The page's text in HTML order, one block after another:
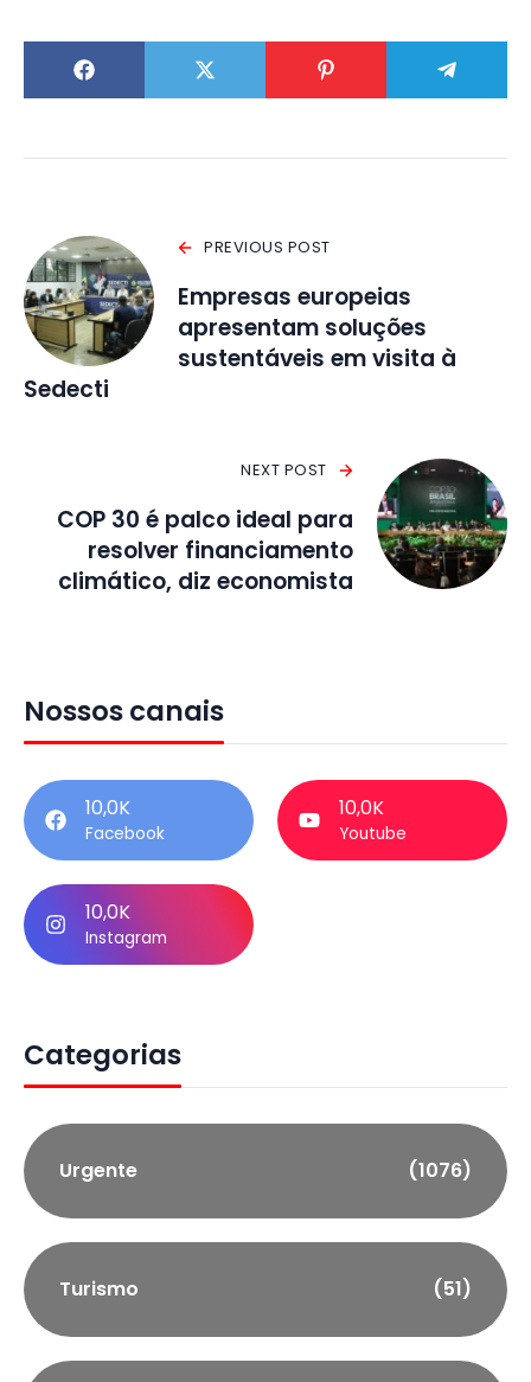
PREVIOUS POST
Empresas europeias
apresentam soluções
sustentáveis em visita à
Sedecti
NEXT POST
COP 30 é palco ideal para
resolver financiamento
climático, diz economista
Nossos canais
10,0K
Facebook
10,0K
Youtube
10,0K
Instagram
Categorias
Urgente (1076)
Turismo (51)